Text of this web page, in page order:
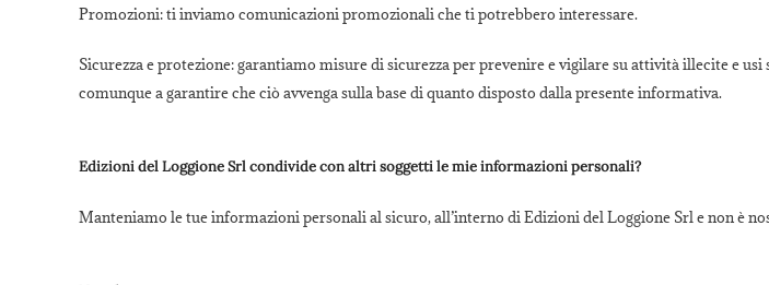
Promozioni:ti inviamo comunicazioni promozionali che ti potrebbero interessare.
Sicurezza e protezione:garantiamo misure di sicurezza per prevenire e vigilare su attività illecite e
comunque a garantire che ciò avvenga sulla base di quanto disposto dalla presente informativa.
Edizioni del Loggione Srl condivide con altri soggetti le mie informazioni personali?
Manteniamo le tue informazioni personali al sicuro, all’interno di Edizioni del Loggione Srl e non è